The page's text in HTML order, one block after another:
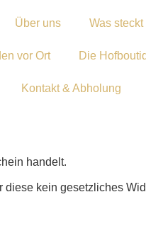
Über uns Was
vor Ort Die
Kontakt & Abholung
handelt.
kein gesetzliches